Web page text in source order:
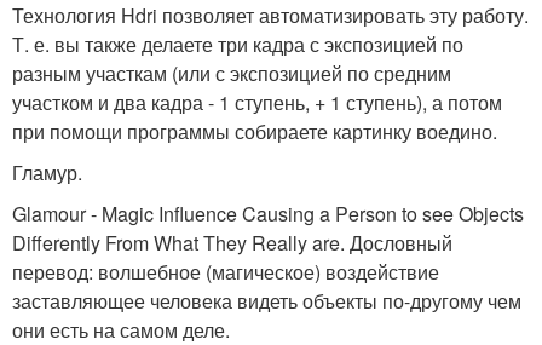
Технология Hdri позволяет автоматизировать эту работу.
Т. е. вы также делаете три кадра с экспозицией по
разным участкам (или с экспозицией по средним
участком и два кадра - 1 ступень, + 1 ступень), а потом
при помощи программы собираете картинку воедино.
Гламур.
Glamour - Magic Influence Causing a Person to see Objects
Differently From What They Really are. Дословный
перевод: волшебное (магическое) воздействие
заставляющее человека видеть объекты по-другому чем
они есть на самом деле.